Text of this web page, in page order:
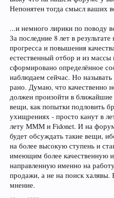
Непонятен тогда смысл ваших
...и немного лирики по поводу
За последние 8 лет в
прогресса и повышения
естественный отбор и из
сформировано определённое
наблюдаем сейчас. Но
рано. Думаю, что качественно
должен произойти в
вещи, как попытки подловить
ухищрениях - просто канут в
лету МММ и Fidonet. И на
будет обсуждать такие вещи,
на более высокую ступень и
имеющим более качественную
направленную именно на
продажи, а не на поиск халявы.
мнение.